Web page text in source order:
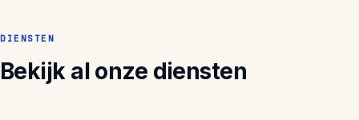
DIENSTEN
Bekijk al onze diensten